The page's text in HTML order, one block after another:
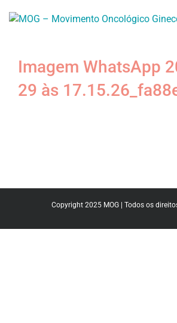
Imagem WhatsApp
29 às
Copyright 2025 MOG | Todos os